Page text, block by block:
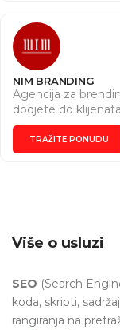
računarom,
novih iskustava.
NIM BRANDING
Agencija za
dodjete do
TRAŽITE PONUDU
Više o usluzi
SEO (Search
koda, skripti,
rangiranja na